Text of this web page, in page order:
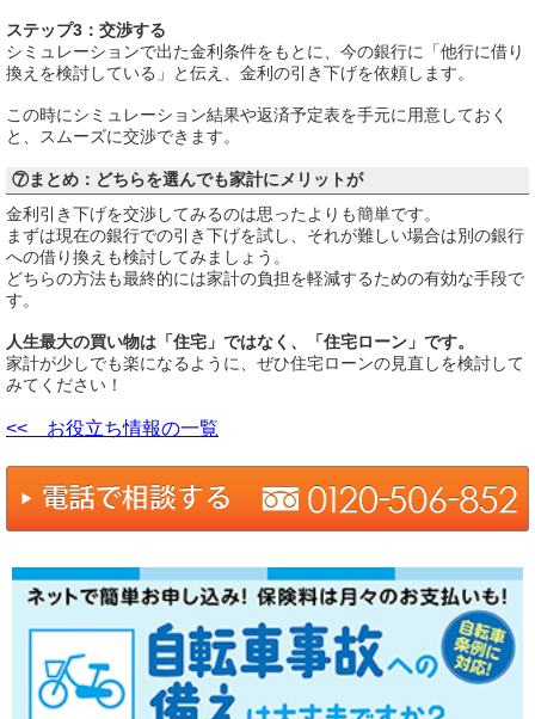
ステップ3：交渉する
シミュレーションで出た金利条件をもとに、今の銀行に「他行に借り
換えを検討している」と伝え、金利の引き下げを依頼します。
この時にシミュレーション結果や返済予定表を手元に用意しておく
と、スムーズに交渉できます。
⑦まとめ：どちらを選んでも家計にメリットが
金利引き下げを交渉してみるのは思ったよりも簡単です。
まずは現在の銀行での引き下げを試し、それが難しい場合は別の銀行
への借り換えも検討してみましょう。
どちらの方法も最終的には家計の負担を軽減するための有効な手段で
す。
人生最大の買い物は「住宅」ではなく、「住宅ローン」です。
家計が少しでも楽になるように、ぜひ住宅ローンの見直しを検討して
みてください！
<< お役立ち情報の一覧